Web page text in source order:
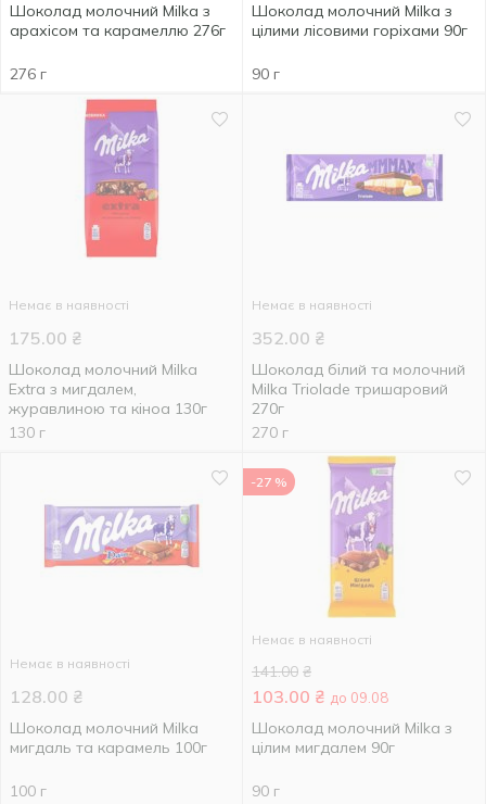
Шоколад молочний Milka з
арахісом та карамеллю 276г
276 г
Шоколад молочний Milka з
цілими лісовими горіхами 90г
90 г
Немає в наявності
175.00 ₴
Шоколад молочний Milka
Extra з мигдалем,
журавлиною та кіноа 130г
130 г
Немає в наявності
352.00 ₴
Шоколад білий та молочний
Milka Triolade тришаровий
270г
270 г
Немає в наявності
128.00 ₴
Шоколад молочний Milka
мигдаль та карамель 100г
100 г
-27 %
Немає в наявності
141.00 ₴
103.00 ₴ до 09.08
Шоколад молочний Milka з
цілим мигдалем 90г
90 г